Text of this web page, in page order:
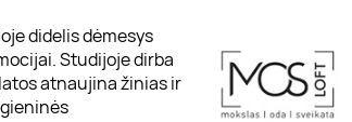
didelis dėmesys
Studijoje dirba
atnaujina žinias ir